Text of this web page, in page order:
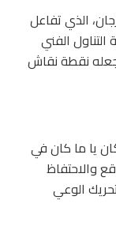
الذي تفاعل
الفني
نقطة نقاش
يا ما كان في
والاحتفاظ
الوعي